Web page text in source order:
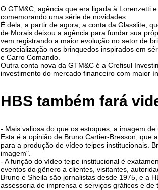
O GTM&C, agência que era ligada à Lorenzetti
comemorando uma série de novidades.
É dela, a partir de agora, a conta da Glasslite,
de Morais deixou a agência para fundar sua
vem registrando a maior evolução no setor de
especialização nos brinquedos inspirados em
e Carro Comando.
Outra conta nova da GTM&C é a Crefisul
investimento do mercado financeiro com maior
HBS também fará
- Mais valiosa do que os estoques, a imagem
Esta é a opinião de Bruno Cartier-Bresson, que
para a produção de vídeo teipes institucionais.
imagem".
- A função do vídeo teipe institucional é
eventos do gênero a clientes, visitantes,
Bruno e Sheila são jornalistas desde 1975, e a
assessoria de imprensa e serviços gráficos e de